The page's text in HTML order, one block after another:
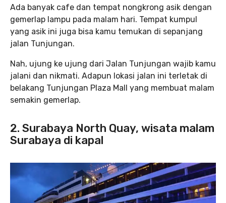
Ada banyak cafe dan tempat nongkrong asik dengan
gemerlap lampu pada malam hari. Tempat kumpul
yang asik ini juga bisa kamu temukan di sepanjang
jalan Tunjungan.
Nah, ujung ke ujung dari Jalan Tunjungan wajib kamu
jalani dan nikmati. Adapun lokasi jalan ini terletak di
belakang Tunjungan Plaza Mall yang membuat malam
semakin gemerlap.
2. Surabaya North Quay, wisata malam
Surabaya di kapal